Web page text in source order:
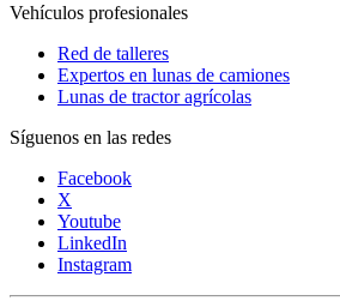
Vehículos profesionales
Red de talleres
Expertos en lunas de camiones
Lunas de tractor agrícolas
Síguenos en las redes
Facebook
X
Youtube
LinkedIn
Instagram